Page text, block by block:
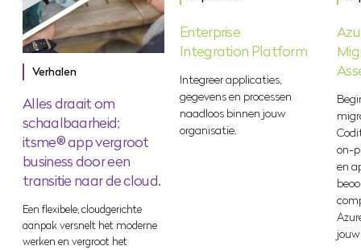
Verhalen
Alles draait om
schaalbaarheid;
itsme® app vergroot
business door een
transitie naar de cloud.
Een flexibele, cloudgerichte
aanpak versnelt het moderne
werken en vergroot het
Enterprise
Integration Platform
Integreer applicaties,
gegevens en processen
naadloos binnen jouw
organisatie.
on-
en